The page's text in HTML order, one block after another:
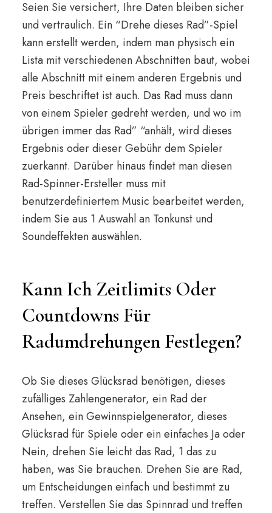
Seien Sie versichert, Ihre Daten bleiben sicher
und vertraulich. Ein “Drehe dieses Rad”-Spiel
kann erstellt werden, indem man physisch ein
Lista mit verschiedenen Abschnitten baut, wobei
alle Abschnitt mit einem anderen Ergebnis und
Preis beschriftet ist auch. Das Rad muss dann
von einem Spieler gedreht werden, und wo im
übrigen immer das Rad” “anhält, wird dieses
Ergebnis oder dieser Gebühr dem Spieler
zuerkannt. Darüber hinaus findet man diesen
Rad-Spinner-Ersteller muss mit
benutzerdefiniertem Music bearbeitet werden,
indem Sie aus 1 Auswahl an Tonkunst und
Soundeffekten auswählen.
Kann Ich Zeitlimits Oder
Countdowns Für
Radumdrehungen Festlegen?
Ob Sie dieses Glücksrad benötigen, dieses
zufälliges Zahlengenerator, ein Rad der
Ansehen, ein Gewinnspielgenerator, dieses
Glücksrad für Spiele oder ein einfaches Ja oder
Nein, drehen Sie leicht das Rad, 1 das zu
haben, was Sie brauchen. Drehen Sie are Rad,
um Entscheidungen einfach und bestimmt zu
treffen. Verstellen Sie das Spinnrad und treffen